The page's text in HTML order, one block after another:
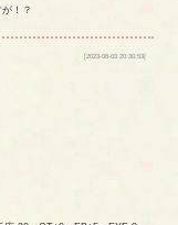
！？
[2023-08-03 20:30:53]